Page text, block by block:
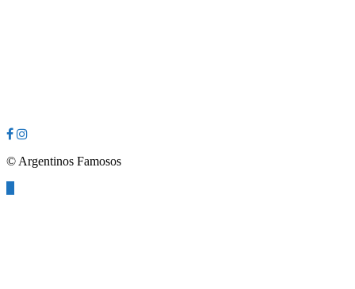
© Argentinos Famosos